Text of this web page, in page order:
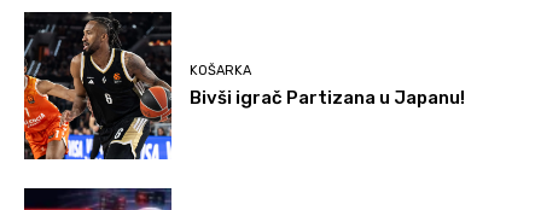
KOŠARKA
Bivši igrač Partizana u Japanu!